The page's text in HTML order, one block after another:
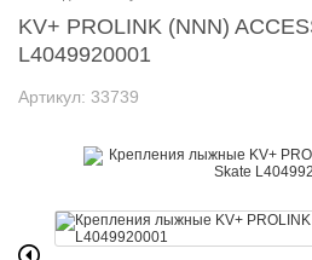
KV+ PROLINK (NNN)
L4049920001
Артикул: 33739